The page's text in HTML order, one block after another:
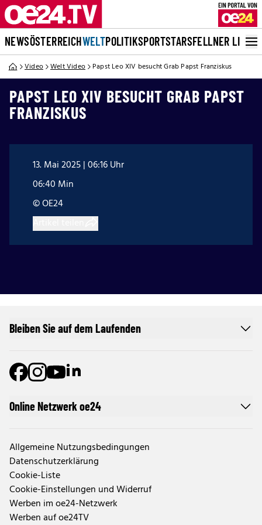
NEWSÖSTERREICHWELTPOLITIKSPORTSTARSFELLNER LIVE
Video Welt Video Papst Leo XIV besucht Grab Papst Franziskus
PAPST LEO XIV BESUCHT GRAB PAPST
FRANZISKUS
13. Mai 2025 | 06:16 Uhr
06:40 Min
© OE24
Online Netzwerk oe24
Allgemeine Nutzungsbedingungen
Datenschutzerklärung
Cookie-Liste
Cookie-Einstellungen und Widerruf
Werben im oe24-Netzwerk
Werben auf oe24TV
Bleiben Sie auf dem Laufenden